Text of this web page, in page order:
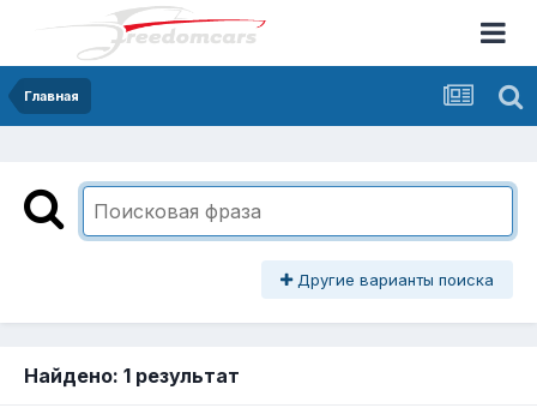
Главная
Другие варианты поиска
Найдено: 1 результат